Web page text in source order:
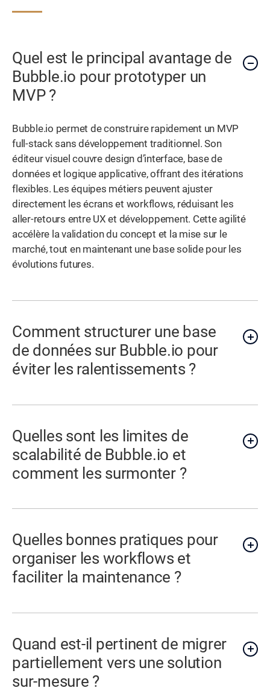
Quel est le principal avantage de
Bubble.io pour prototyper un
MVP ?
Bubble.io permet de construire rapidement un MVP
full-stack sans développement traditionnel. Son
éditeur visuel couvre design d’interface, base de
données et logique applicative, offrant des itérations
flexibles. Les équipes métiers peuvent ajuster
directement les écrans et workflows, réduisant les
aller-retours entre UX et développement. Cette agilité
accélère la validation du concept et la mise sur le
marché, tout en maintenant une base solide pour les
évolutions futures.
Comment structurer une base
de données sur Bubble.io pour
éviter les ralentissements ?
Quelles sont les limites de
scalabilité de Bubble.io et
comment les surmonter ?
Quelles bonnes pratiques pour
organiser les workflows et
faciliter la maintenance ?
Quand est-il pertinent de migrer
partiellement vers une solution
sur-mesure ?